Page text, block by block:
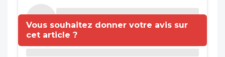
Vous souhaitez donner votre avis sur
cet article ?